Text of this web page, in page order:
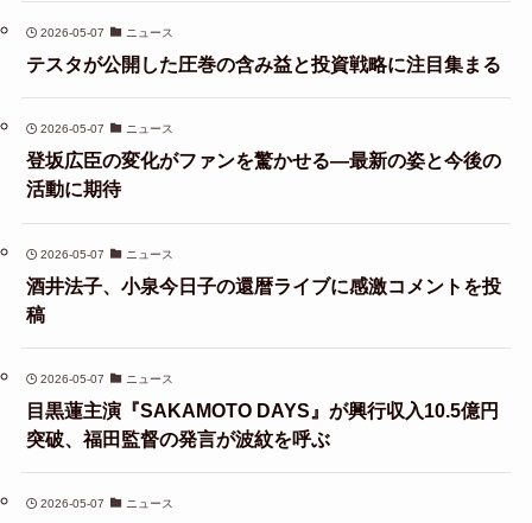
2026-05-07 ニュース
テスタが公開した圧巻の含み益と投資戦略に注目集まる
2026-05-07 ニュース
登坂広臣の変化がファンを驚かせる—最新の姿と今後の
活動に期待
2026-05-07 ニュース
酒井法子、小泉今日子の還暦ライブに感激コメントを投
稿
2026-05-07 ニュース
目黒蓮主演『SAKAMOTO DAYS』が興行収入10.5億円
突破、福田監督の発言が波紋を呼ぶ
2026-05-07 ニュース